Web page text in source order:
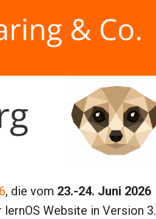
, die vom 23.-24. Juni 2026
Website in Version 3.